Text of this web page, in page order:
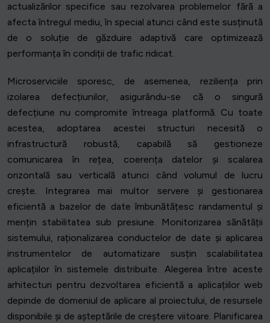
actualizărilor specifice sau rezolvarea problemelor fără a
afecta întregul mediu, în special atunci când este susținută
de o soluție de găzduire adaptivă care optimizează
performanța în condiții de trafic ridicat.
Microserviciile sporesc, de asemenea, reziliența prin
izolarea defecțiunilor, asigurându-se că o singură
defecțiune nu compromite întreaga platformă. Cu toate
acestea, adoptarea acestei structuri necesită o
infrastructură robustă, capabilă să gestioneze
comunicarea în rețea, coerența datelor și scalarea
orizontală sau verticală atunci când volumul de lucru
crește. Integrarea mai multor servere și gestionarea
eficientă a bazelor de date îmbunătățesc randamentul și
mențin stabilitatea sub presiune. Monitorizarea sănătății
sistemului, raționalizarea conductelor de date și aplicarea
instrumentelor de automatizare susțin scalabilitatea
aplicațiilor în sistemele distribuite. Alegerea între aceste
arhitecturi pentru dezvoltarea eficientă a aplicațiilor web
depinde de domeniul de aplicare al proiectului, de resursele
disponibile și de așteptările de creștere viitoare. Planificarea